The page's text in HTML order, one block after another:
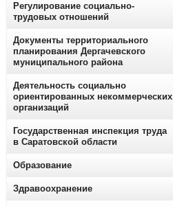
Регулирование социально-
трудовых отношений
Документы территориального
планирования Дергачевского
муниципального района
Деятельность социально
ориентированных некоммерческих
организаций
Государственная инспекция труда
в Саратовской области
Образование
Здравоохранение